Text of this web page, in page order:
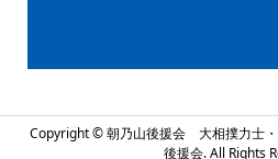
Copyright ©朝乃山後援会 大相撲力士
後援会. All Rights